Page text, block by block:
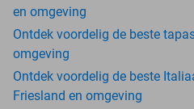
en omgeving
Ontdek voordelig de beste
omgeving
Ontdek voordelig de beste
Friesland en omgeving